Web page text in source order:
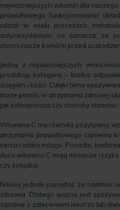
najważniejszych witamin dla
prawidłowego funkcjonowania
udział w wielu procesach
antyoksydantem, co oznacza, że
chroni nasze komórki przed
Jedną z najważniejszych
produkcję kolagenu – białka
ścięgien i kości. Dzięki temu
może pomóc w utrzymaniu zdrowej
jak osteoporoza czy choroby stawów.
Witamina C ma również pozytywny
utrzymaniu prawidłowego ciśnienia
serca i udaru mózgu. Ponadto,
dużo witaminy C mają mniejsze
czy żołądka.
Należy jednak pamiętać, że nadmiar
zdrowia. Dlatego ważne jest
zgodnie z zaleceniami lekarza lub